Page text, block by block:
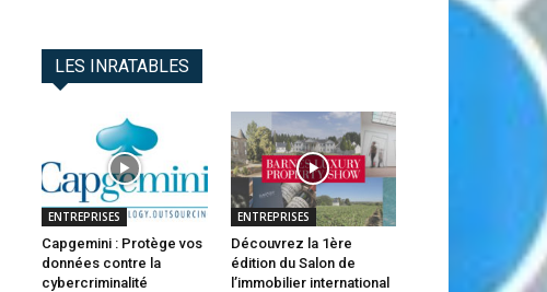
LES INRATABLES
ENTREPRISES
Capgemini : Protège vos
données contre la
cybercriminalité
ENTREPRISES
Découvrez la 1ère
édition du Salon de
l’immobilier international